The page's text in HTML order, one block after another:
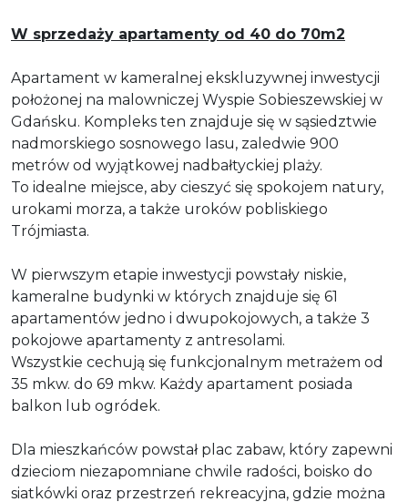
W sprzedaży apartamenty od 40 do 70m2
Apartament w kameralnej ekskluzywnej inwestycji
położonej na malowniczej Wyspie Sobieszewskiej w
Gdańsku. Kompleks ten znajduje się w sąsiedztwie
nadmorskiego sosnowego lasu, zaledwie 900
metrów od wyjątkowej nadbałtyckiej plaży.
To idealne miejsce, aby cieszyć się spokojem natury,
urokami morza, a także uroków pobliskiego
Trójmiasta.
W pierwszym etapie inwestycji powstały niskie,
kameralne budynki w których znajduje się 61
apartamentów jedno i dwupokojowych, a także 3
pokojowe apartamenty z antresolami.
Wszystkie cechują się funkcjonalnym metrażem od
35 mkw. do 69 mkw. Każdy apartament posiada
balkon lub ogródek.
Dla mieszkańców powstał plac zabaw, który zapewni
dzieciom niezapomniane chwile radości, boisko do
siatkówki oraz przestrzeń rekreacyjna, gdzie można